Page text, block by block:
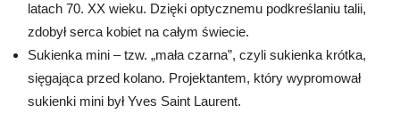
latach 70. XX wieku. Dzięki optycznemu podkreślaniu talii,
zdobył serca kobiet na całym świecie.
Sukienka mini – tzw. „mała czarna”, czyli sukienka krótka,
sięgająca przed kolano. Projektantem, który wypromował
sukienki mini był Yves Saint Laurent.